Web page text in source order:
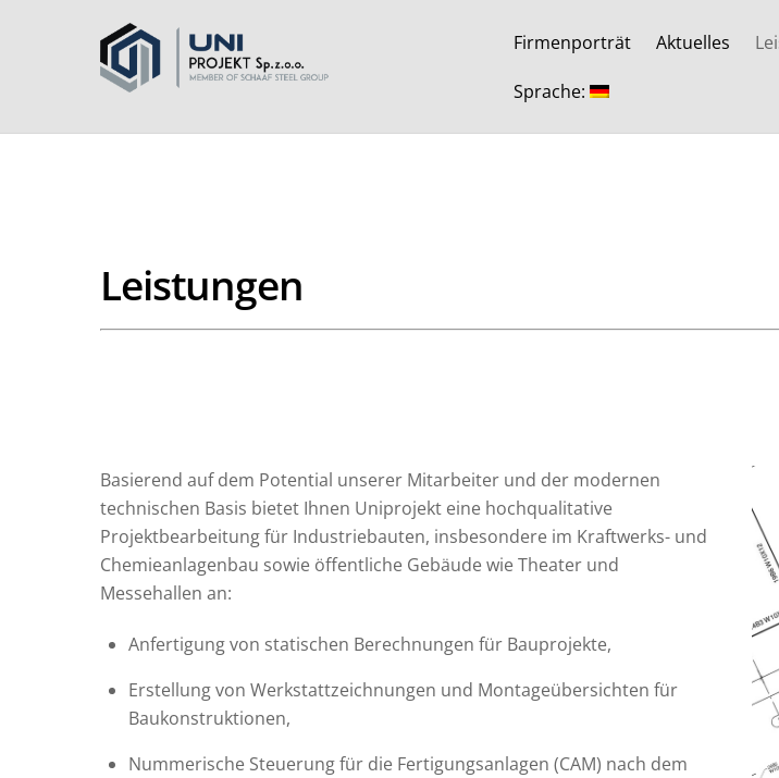
Firmenporträt Aktuelles
Sprache:
Leistungen
Basierend auf dem Potential unserer Mitarbeiter und der modernen
technischen Basis bietet Ihnen Uniprojekt eine hochqualitative
Projektbearbeitung für Industriebauten, insbesondere im Kraftwerks- und
Chemieanlagenbau sowie öffentliche Gebäude wie Theater und
Messehallen an:
Anfertigung von statischen Berechnungen für Bauprojekte,
Erstellung von Werkstattzeichnungen und Montageübersichten für
Baukonstruktionen,
Nummerische Steuerung für die Fertigungsanlagen (CAM) nach dem